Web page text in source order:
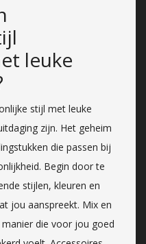
leuke
stijl met leuke
zijn. Het geheim
die passen bij
Begin door te
stijlen, kleuren en
jou aanspreekt. Mix en
die voor jou goed